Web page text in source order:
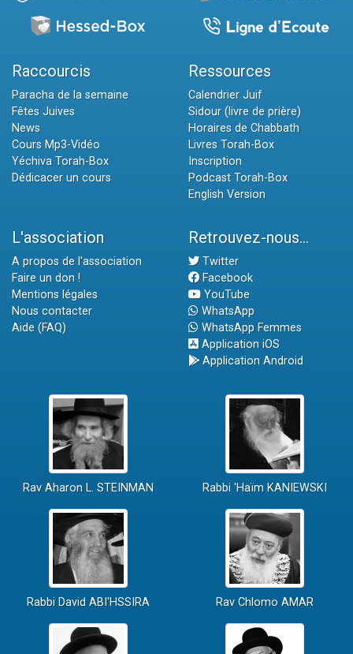
Raccourcis
Paracha de la semaine
Fêtes Juives
News
Cours Mp3-Vidéo
Yéchiva Torah-Box
Dédicacer un cours
Ressources
Calendrier Juif
Sidour (livre de prière)
Horaires de Chabbath
Livres Torah-Box
Inscription
Podcast Torah-Box
English Version
L'association
A propos de l'association
Faire un don !
Mentions légales
Nous contacter
Aide (FAQ)
Retrouvez-nous...
Twitter
Facebook
YouTube
WhatsApp
WhatsApp Femmes
Application iOS
Application Android
Rav Aharon L. STEINMAN Rabbi 'Haïm KANIEWSKI
Rabbi David ABI'HSSIRA Rav Chlomo AMAR